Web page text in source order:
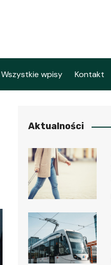
Wszystkie wpisy Kontakt
Aktualności